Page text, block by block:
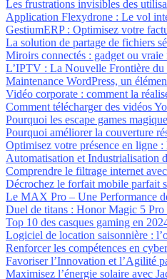
Les frustrations invisibles des
Application Flexydrone : Le vol
GestiumERP : Optimisez votre
La solution de partage de fichiers
Miroirs connectés : gadget ou
L’IPTV : La Nouvelle Frontière du
Maintenance WordPress, un
Vidéo corporate : comment la
Comment télécharger des vidéos
Pourquoi les escape games
Pourquoi améliorer la couverture
Optimisez votre présence en ligne :
Automatisation et Industrialisation
Comprendre le filtrage internet
Décrochez le forfait mobile parfait
Le MAX Pro – Une Performance
Duel de titans : Honor Magic 5 Pro
Top 10 des casques gaming en
Logiciel de location saisonnière :
Renforcer les compétences en
Favoriser l’Innovation et l’Agilité
Maximisez l’énergie solaire avec